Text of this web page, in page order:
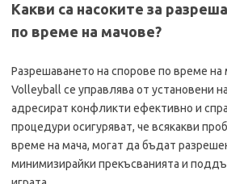
Какви са насоките за
по време на мачове?
Разрешаването на спорове по време на
Volleyball се управлява от установени
адресират конфликти ефективно и
процедури осигуряват, че всякакви
време на мача, могат да бъдат
минимизирайки прекъсванията и